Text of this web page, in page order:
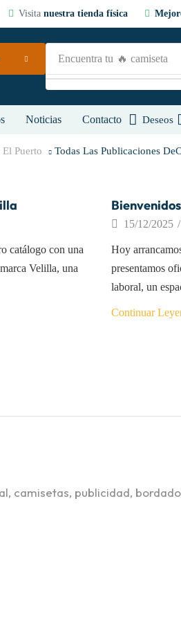
Visita nuestra tienda física
Encuentra tu 🔥 camiseta
Noticias Contacto Deseos
Puerto Todas Las Publicaciones
catálogo con una
Velilla, una
Empresa
15/12/2025 /
Hoy
presentamos
laboral, un
Continuar
camisetas, publicidad,